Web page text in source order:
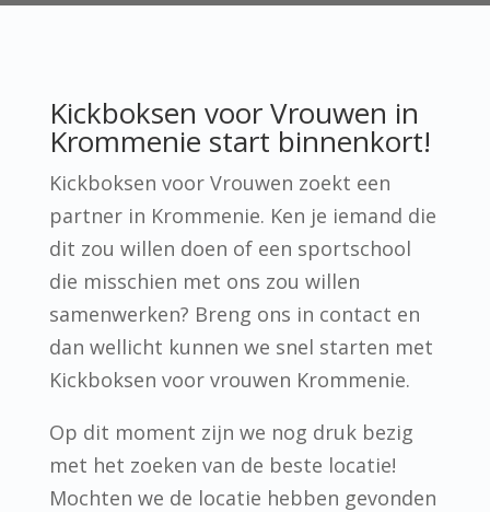
Kickboksen voor Vrouwen in
Krommenie start binnenkort!
Kickboksen voor Vrouwen zoekt een
partner in Krommenie. Ken je iemand die
dit zou willen doen of een sportschool
die misschien met ons zou willen
samenwerken? Breng ons in contact en
dan wellicht kunnen we snel starten met
Kickboksen voor vrouwen Krommenie.
Op dit moment zijn we nog druk bezig
met het zoeken van de beste locatie!
Mochten we de locatie hebben gevonden